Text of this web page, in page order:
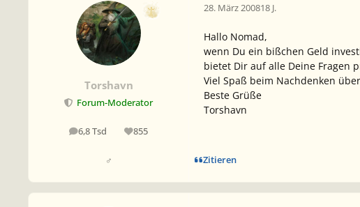
Torshavn
Forum-Moderator
6,8 Tsd
Beiträge 855
Reputation
♂
28. März 200818 J.
Hallo Nomad,
wenn Du ein bißchen Geld
bietet Dir auf alle Deine Fragen
Viel Spaß beim Nachdenken
Beste Grüße
Torshavn
Zitieren